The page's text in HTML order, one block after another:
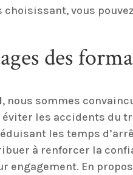
choisissant, vous
des
, nous sommes
éviter les accidents du
les temps
à renforcer la
engagement. En